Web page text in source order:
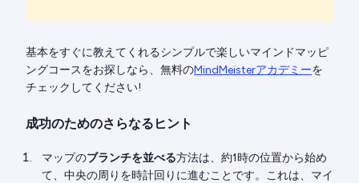
基本をすぐに教えてくれるシンプルで楽しいマインドマッピ
ングコースをお探しなら、無料のMindMeisterアカデミーを
チェックしてください!
成功のためのさらなるヒント
マップのブランチを並べる方法は、約1時の位置から始め
て、中央の周りを時計回りに進むことです。これは、マイ